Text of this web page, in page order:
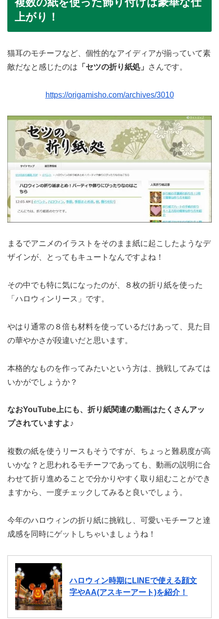
上がり！
猫耳のモチーフなど、個性的なアイディアが揃っていて素
敵だなと感じたのは 「セツの折り紙処」 さんです。
https://origamisho.com/archives/3010
まるでアニメのイラストをそのまま紙に起こしたようなデ
ザインが、とってもキュートなんですよね！
その中でも特に気になったのが、８枚の折り紙を使った
「ハロウィンリース」です。
やはり通常の８倍も材料を使っているだけあって、見た目
の華やかさが段違いだと思います。
本格的なものを作ってみたいという方は、挑戦してみては
いかがでしょうか？
なおYouTube上にも、折り紙関連の動画はたくさんアッ
プされていますよ♪
複数の紙を使うリースもそうですが、ちょっと難易度が高
いかな？と思われるモチーフであっても、動画の説明に合
わせて折り進めることで分かりやすく取り組むことができ
ますから、一度チェックしてみると良いでしょう。
今年のハロウィンの折り紙に挑戦し、可愛いモチーフと達
成感を同時にゲットしちゃいましょうね！
ハロウィン時期にLINEで使える顔文
字やAA(アスキーアート)を紹介！